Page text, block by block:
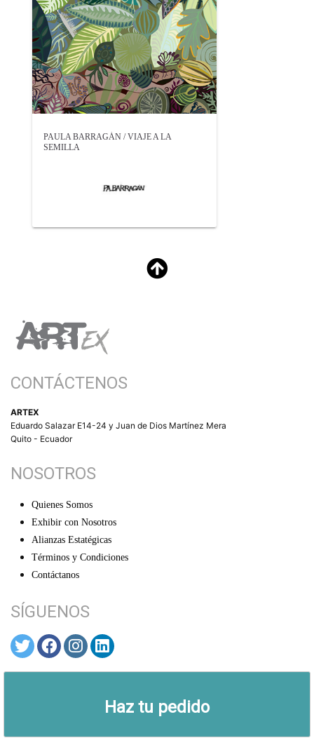
Haz tu pedido
PAULA BARRAGÁN / VIAJE A LA
SEMILLA
CONTÁCTENOS
ARTEX
Eduardo Salazar E14-24 y Juan de Dios Martínez Mera
Quito - Ecuador
NOSOTROS
Quienes Somos
Exhibir con Nosotros
Alianzas Estatégicas
Términos y Condiciones
Contáctanos
SÍGUENOS